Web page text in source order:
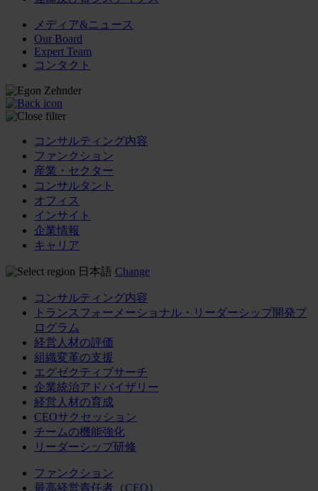
メディア&ニュース
Our Board
Expert Team
コンタクト
コンサルティング内容
ファンクション
産業・セクター
コンサルタント
オフィス
インサイト
企業情報
キャリア
日本語 Change
コンサルティング内容
トランスフォーメーショナル・リーダーシップ開発プ
ログラム
経営人材の評価
組織変革の支援
エグゼクティブサーチ
企業統治アドバイザリー
経営人材の育成
CEOサクセッション
チームの機能強化
リーダーシップ研修
ファンクション
最高経営責任者（CEO）